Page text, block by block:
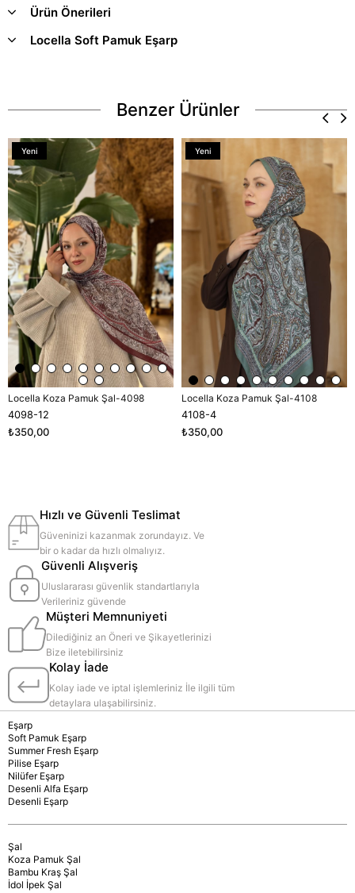
Ürün Önerileri
Locella Soft Pamuk Eşarp
Benzer Ürünler
Locella Koza Pamuk Şal-4098
4098-12
₺350,00
Yeni
Ürün
Locella Koza Pamuk Şal-4108
4108-4
₺350,00
Yeni
Hızlı ve Güvenli Teslimat
Güveninizi kazanmak zorundayız. Ve
bir o kadar da hızlı olmalıyız.
Güvenli Alışveriş
Uluslararası güvenlik standartlarıyla
Verileriniz güvende
Müşteri Memnuniyeti
Dilediğiniz an Öneri ve Şikayetlerinizi
Bize iletebilirsiniz
Kolay İade
Kolay iade ve iptal işlemleriniz İle ilgili tüm
detaylara ulaşabilirsiniz.
Eşarp
Soft Pamuk Eşarp
Summer Fresh Eşarp
Pilise Eşarp
Nilüfer Eşarp
Desenli Alfa Eşarp
Desenli Eşarp
Şal
Koza Pamuk Şal
Bambu Kraş Şal
İdol İpek Şal